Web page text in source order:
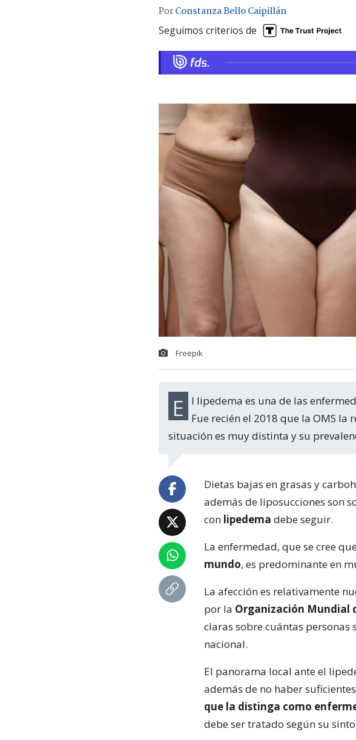
PorConstanza Bello Caipillán
Seguimos criterios de
Freepik
El lipedema es una de las enfermedades más jóvenes y más comunes detectadas.
Fue recién el 2018 que la OMS la
situación es muy distinta y su
Dietas bajas en grasas y
además de liposucciones son
con lipedema debe seguir.
La enfermedad, que se cree
mundo, es predominante en
La afección es relativamente
por la Organización Mundial
claras sobre cuántas personas
nacional.
El panorama local ante el
además de no haber
que la distinga como
debe ser tratado según su